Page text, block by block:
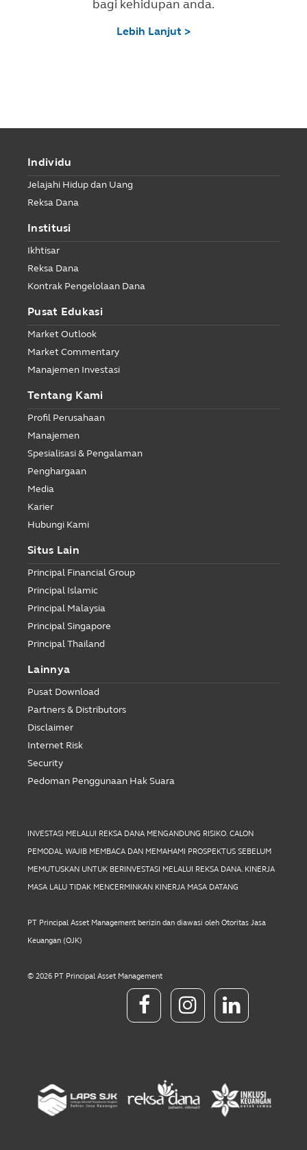
bagi kehidupan anda.
Lebih Lanjut >
Individu
Jelajahi Hidup dan Uang
Reksa Dana
Institusi
Ikhtisar
Reksa Dana
Kontrak Pengelolaan Dana
Pusat Edukasi
Market Outlook
Market Commentary
Manajemen Investasi
Tentang Kami
Profil Perusahaan
Manajemen
Spesialisasi & Pengalaman
Penghargaan
Media
Karier
Hubungi Kami
Situs Lain
Principal Financial Group
Principal Islamic
Principal Malaysia
Principal Singapore
Principal Thailand
Lainnya
Pusat Download
Partners & Distributors
Disclaimer
Internet Risk
Security
Pedoman Penggunaan Hak Suara
INVESTASI MELALUI REKSA DANA MENGANDUNG RISIKO. CALON
PEMODAL WAJIB MEMBACA DAN MEMAHAMI PROSPEKTUS SEBELUM
MEMUTUSKAN UNTUK BERINVESTASI MELALUI REKSA DANA. KINERJA
MASA LALU TIDAK MENCERMINKAN KINERJA MASA DATANG
PT Principal Asset Management berizin dan diawasi oleh Otoritas Jasa
Keuangan (OJK)
© 2026 PT Principal Asset Management